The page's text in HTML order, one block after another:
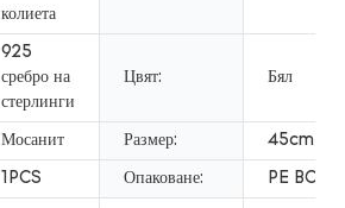
колиета
925
сребро на
стерлинги
Цвят: Бял
Мосанит Размер: 45cm
1PCS Опаковане: PE BOX